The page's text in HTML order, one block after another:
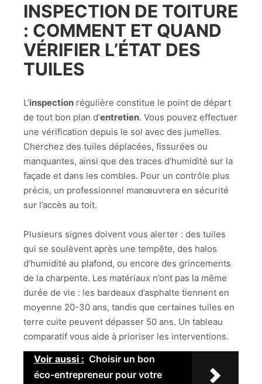
INSPECTION DE TOITURE
: COMMENT ET QUAND
VÉRIFIER L’ÉTAT DES
TUILES
L’inspection régulière constitue le point de départ
de tout bon plan d’entretien. Vous pouvez effectuer
une vérification depuis le sol avec des jumelles.
Cherchez des tuiles déplacées, fissurées ou
manquantes, ainsi que des traces d’humidité sur la
façade et dans les combles. Pour un contrôle plus
précis, un professionnel manœuvrera en sécurité
sur l’accès au toit.
Plusieurs signes doivent vous alerter : des tuiles
qui se soulèvent après une tempête, des halos
d’humidité au plafond, ou encore des grincements
de la charpente. Les matériaux n’ont pas la même
durée de vie : les bardeaux d’asphalte tiennent en
moyenne 20-30 ans, tandis que certaines tuiles en
terre cuite peuvent dépasser 50 ans. Un tableau
comparatif vous aide à prioriser les interventions.
Voir aussi : Choisir un bon
éco-entrepreneur pour votre